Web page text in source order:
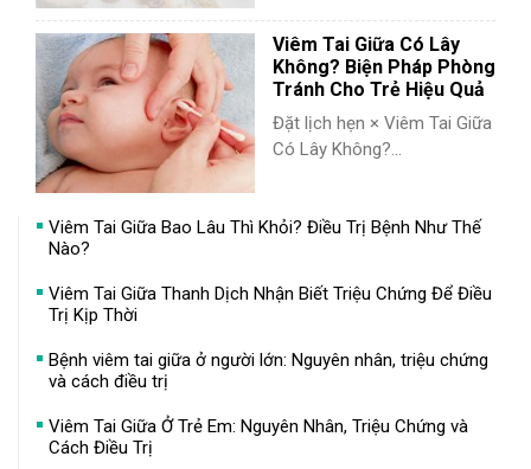
Viêm Tai Giữa Có Lây
Không? Biện Pháp Phòng
Tránh Cho Trẻ Hiệu Quả
Đặt lịch hẹn × Viêm Tai Giữa
Có Lây Không?...
Viêm Tai Giữa Bao Lâu Thì Khỏi? Điều Trị Bệnh Như Thế
Nào?
Viêm Tai Giữa Thanh Dịch Nhận Biết Triệu Chứng Để Điều
Trị Kịp Thời
Bệnh viêm tai giữa ở người lớn: Nguyên nhân, triệu chứng
và cách điều trị
Viêm Tai Giữa Ở Trẻ Em: Nguyên Nhân, Triệu Chứng và
Cách Điều Trị